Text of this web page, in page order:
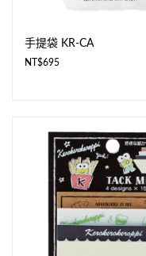
手提袋 KR-CA
NT$695